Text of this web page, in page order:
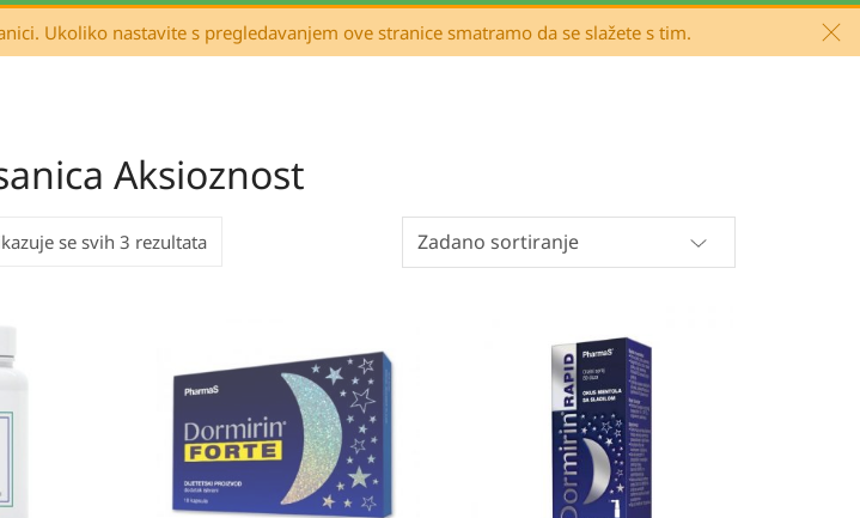
Ukoliko nastavite s pregledavanjem ove stranice smatramo da se slažete s tim.
Aksioznost
se svih 3 rezultata